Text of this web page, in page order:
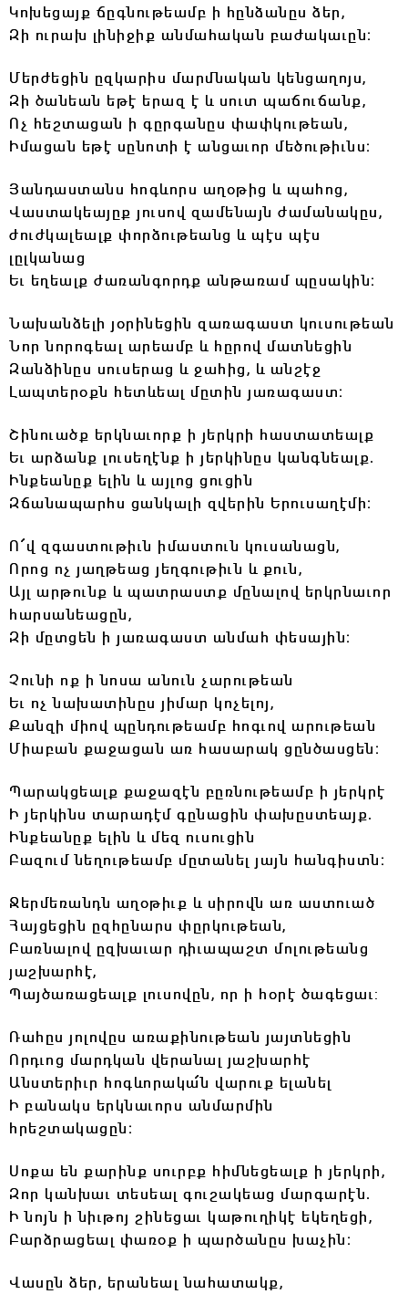
Կոխեցայք ճըգնութեամբ ի հընձանըս ձեր,
Զի ուրախ լինիջիք անմահական բաժակաւըն։
Մերժեցին ըզկարիս մարմնական կենցաղոյս,
Զի ծանեան եթէ երազ է և սուտ պաճուճանք,
Ոչ հեշտացան ի գըրգանըս փափկութեան,
Իմացան եթէ սընոտի է անցաւոր մեծութիւնս։
Յանդաստանս հոգևորս աղօթից և պահոց,
Վաստակեայըք յուսով զամենայն ժամանակըս,
ժուժկալեալք փորձութեանց և պէս պէս
լըլկանաց
Եւ եղեալք ժառանգորդք անթառամ պըսակին։
Նախանձելի յօրինեցին զառագաստ կուսութեան
Նոր նորոգեալ արեամբ և հըրով մատնեցին
Զանձինըս սուսերաց և ջահից, և անշէջ
Լապտերօքն հետևեալ մըտին յառագաստ։
Շինուածք երկնաւորք ի յերկրի հաստատեալք
Եւ արձանք լուսեղէնք ի յերկինըս կանգնեալք.
Ինքեանըք ելին և այլոց ցուցին
Զճանապարհս ցանկալի զվերին Երուսաղէմի։
Ո՜վ զգաստութիւն իմաստուն կուսանացն,
Որոց ոչ յաղթեաց յեղգութիւն և քուն,
Այլ արթունք և պատրաստք մընալով երկրնաւոր
հարսանեացըն,
Զի մըտցեն ի յառագաստ անմահ փեսային։
Չունի ոք ի նոսա անուն չարութեան
Եւ ոչ նախատինըս յիմար կոչելոյ,
Քանզի միով պընդութեամբ հոգւով արութեան
Միաբան քաջացան առ հասարակ ցընծասցեն։
Պարակցեալք քաջազէն բըռնութեամբ ի յերկրէ
Ի յերկինս տարադէմ գընացին փախըստեայք.
Ինքեանըք ելին և մեզ ուսուցին
Բազում նեղութեամբ մըտանել յայն հանգիստն։
Ջերմեռանդն աղօթիւք և սիրովն առ աստուած
Հայցեցին ըզհընարս փըրկութեան,
Բառնալով ըզխաւար դիւապաշտ մոլութեանց
յաշխարհէ,
Պայծառացեալք լուսովըն, որ ի հօրէ ծագեցաւ:
Ռահըս յոլովըս առաքինութեան յայտնեցին
Որդւոց մարդկան վերանալ յաշխարհէ
Անստերիւր հոգևորակա՜ն վարուք ելանել
Ի բանակս երկնաւորս անմարմին
հրեշտակացըն։
Սոքա են քարինք սուրբք հիմնեցեալք ի յերկրի,
Զոր կանխաւ տեսեալ գուշակեաց մարգարէն.
Ի նոյն ի նիւթոյ շինեցաւ կաթուղիկէ եկեղեցի,
Բարձրացեալ փառօք ի պարծանըս խաչին։
Վասըն ձեր, երանեալ նահատակք,